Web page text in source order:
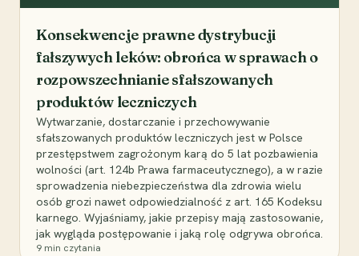
Konsekwencje prawne dystrybucji
fałszywych leków: obrońca w sprawach o
rozpowszechnianie sfałszowanych
produktów leczniczych
Wytwarzanie, dostarczanie i przechowywanie
sfałszowanych produktów leczniczych jest w Polsce
przestępstwem zagrożonym karą do 5 lat pozbawienia
wolności (art. 124b Prawa farmaceutycznego), a w razie
sprowadzenia niebezpieczeństwa dla zdrowia wielu
osób grozi nawet odpowiedzialność z art. 165 Kodeksu
karnego. Wyjaśniamy, jakie przepisy mają zastosowanie,
jak wygląda postępowanie i jaką rolę odgrywa obrońca.
9 min czytania